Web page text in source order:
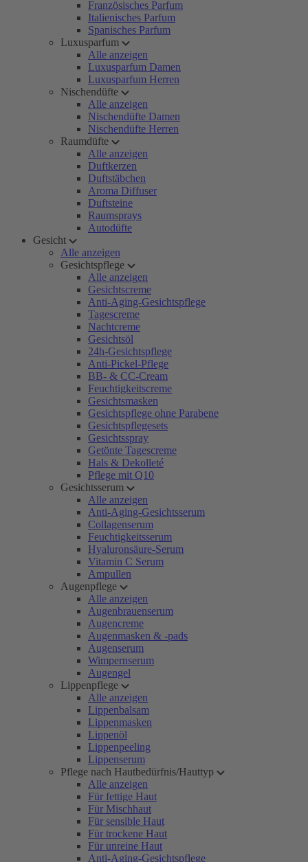
Französisches Parfum
Italienisches Parfum
Spanisches Parfum
Luxusparfum
Alle anzeigen
Luxusparfum Damen
Luxusparfum Herren
Nischendüfte
Alle anzeigen
Nischendüfte Damen
Nischendüfte Herren
Raumdüfte
Alle anzeigen
Duftkerzen
Duftstäbchen
Aroma Diffuser
Duftsteine
Raumsprays
Autodüfte
Gesicht
Alle anzeigen
Gesichtspflege
Alle anzeigen
Gesichtscreme
Anti-Aging-Gesichtspflege
Tagescreme
Nachtcreme
Gesichtsöl
24h-Gesichtspflege
Anti-Pickel-Pflege
BB- & CC-Cream
Feuchtigkeitscreme
Gesichtsmasken
Gesichtspflege ohne Parabene
Gesichtspflegesets
Gesichtsspray
Getönte Tagescreme
Hals & Dekolleté
Pflege mit Q10
Gesichtsserum
Alle anzeigen
Anti-Aging-Gesichtsserum
Collagenserum
Feuchtigkeitsserum
Hyaluronsäure-Serum
Vitamin C Serum
Ampullen
Augenpflege
Alle anzeigen
Augenbrauenserum
Augencreme
Augenmasken & -pads
Augenserum
Wimpernserum
Augengel
Lippenpflege
Alle anzeigen
Lippenbalsam
Lippenmasken
Lippenöl
Lippenpeeling
Lippenserum
Pflege nach Hautbedürfnis/Hauttyp
Alle anzeigen
Für fettige Haut
Für Mischhaut
Für sensible Haut
Für trockene Haut
Für unreine Haut
Anti-Aging-Gesichtspflege